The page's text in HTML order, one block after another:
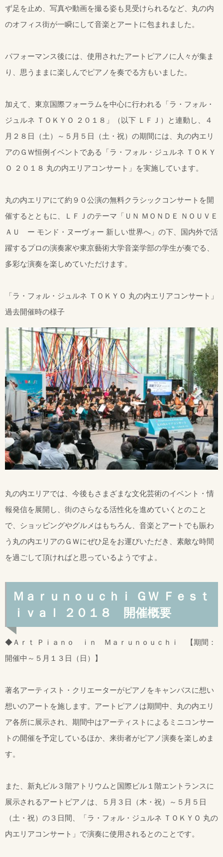
ず足を止め、写真や動画を撮る姿も見受けられるなど、丸の内
のオフィス街が一瞬にして音楽とアートに包まれました。
パフォーマンス後には、使用されたアートピアノに人々が集ま
り、思うままに楽しんでピアノを奏でる方もいました。
加えて、東京国際フォーラムを中心に行われる「ラ・フォル・
ジュルネ ＴＯＫＹＯ ２０１８」（以下 ＬＦＪ）と連動し、４
月２８日（土）～５月５日（土・祝）の期間には、丸の内エリ
アのＧＷ恒例イベントである「ラ・フォル・ジュルネ ＴＯＫＹ
Ｏ ２０１８ 丸の内エリアコンサート」を実施しています。
丸の内エリアにて約９０公演の無料クラシックコンサートを開
催するとともに、ＬＦＪのテーマ「ＵＮ ＭＯＮＤＥ ＮＯＵＶＥ
ＡＵ ー モンド・ヌーヴォー 新しい世界へ」の下、国内外で活
躍するプロの演奏家や東京藝術大学音楽学部の学生が奏でる、
多彩な演奏を楽しめていただけます。
「ラ・フォル・ジュルネ ＴＯＫＹＯ 丸の内エリアコンサート」
過去開催時の様子
丸の内エリアでは、今後もさまざまな文化芸術のイベント・情
報発信を展開し、街のさらなる活性化を進めていくとのこと
で、ショッピングやグルメはもちろん、音楽とアートでも賑わ
う丸の内エリアのＧＷにぜひ足をお運びいただき、素敵な時間
を過ごして頂ければと思っているようですよ。
Ｍａｒｕｎｏｕｃｈｉ ＧＷ Ｆｅｓｔ
ｉｖａｌ ２０１８ 開催概要
◆Ａｒｔ Ｐｉａｎｏ ｉｎ Ｍａｒｕｎｏｕｃｈｉ 【期間：
開催中～５月１３日（日）】
著名アーティスト・クリエーターがピアノをキャンバスに想い
想いのアートを施します。アートピアノは期間中、丸の内エリ
ア各所に展示され、期間中はアーティストによるミニコンサー
トの開催を予定しているほか、来街者がピアノ演奏を楽しめま
す。
また、新丸ビル３階アトリウムと国際ビル１階エントランスに
展示されるアートピアノは、５月３日（木・祝）～５月５日
（土・祝）の３日間、「ラ・フォル・ジュルネ ＴＯＫＹＯ 丸の
内エリアコンサート」で演奏に使用されるとのことです。